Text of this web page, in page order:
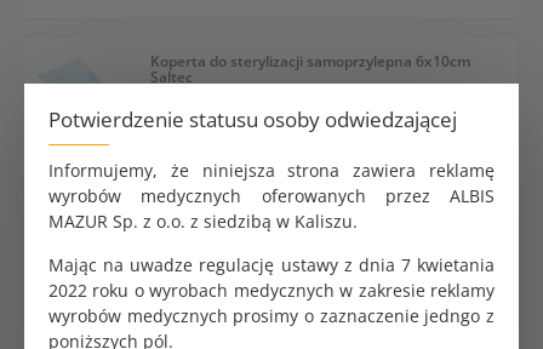
Potwierdzenie statusu osoby odwiedzającej
Informujemy, że niniejsza strona zawiera reklamę
wyrobów medycznych oferowanych przez ALBIS
MAZUR Sp. z o.o. z siedzibą w Kaliszu.
Mając na uwadze regulację ustawy z dnia 7 kwietania
2022 roku o wyrobach medycznych w zakresie reklamy
wyrobów medycznych prosimy o zaznaczenie jedngo z
poniższych pól.
Koperta do sterylizacji samoprzylepna 6x10cm
Saltec
Koperta do sterylizacji samoprzylepna 9x26cm
SoftMed
0.32 zł